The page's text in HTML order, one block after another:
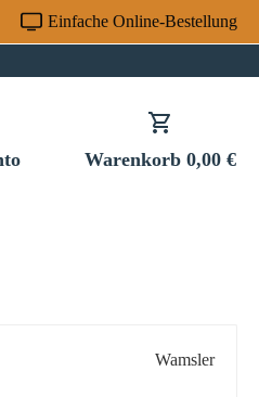
Einfache Online-Bestellung
auf dem Merkzettel
Warenkorb 0,00 €
Wamsler